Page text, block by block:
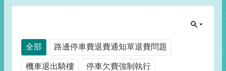
全部 路邊停車費退費通知單退費問題
機車退出騎樓 停車欠費強制執行